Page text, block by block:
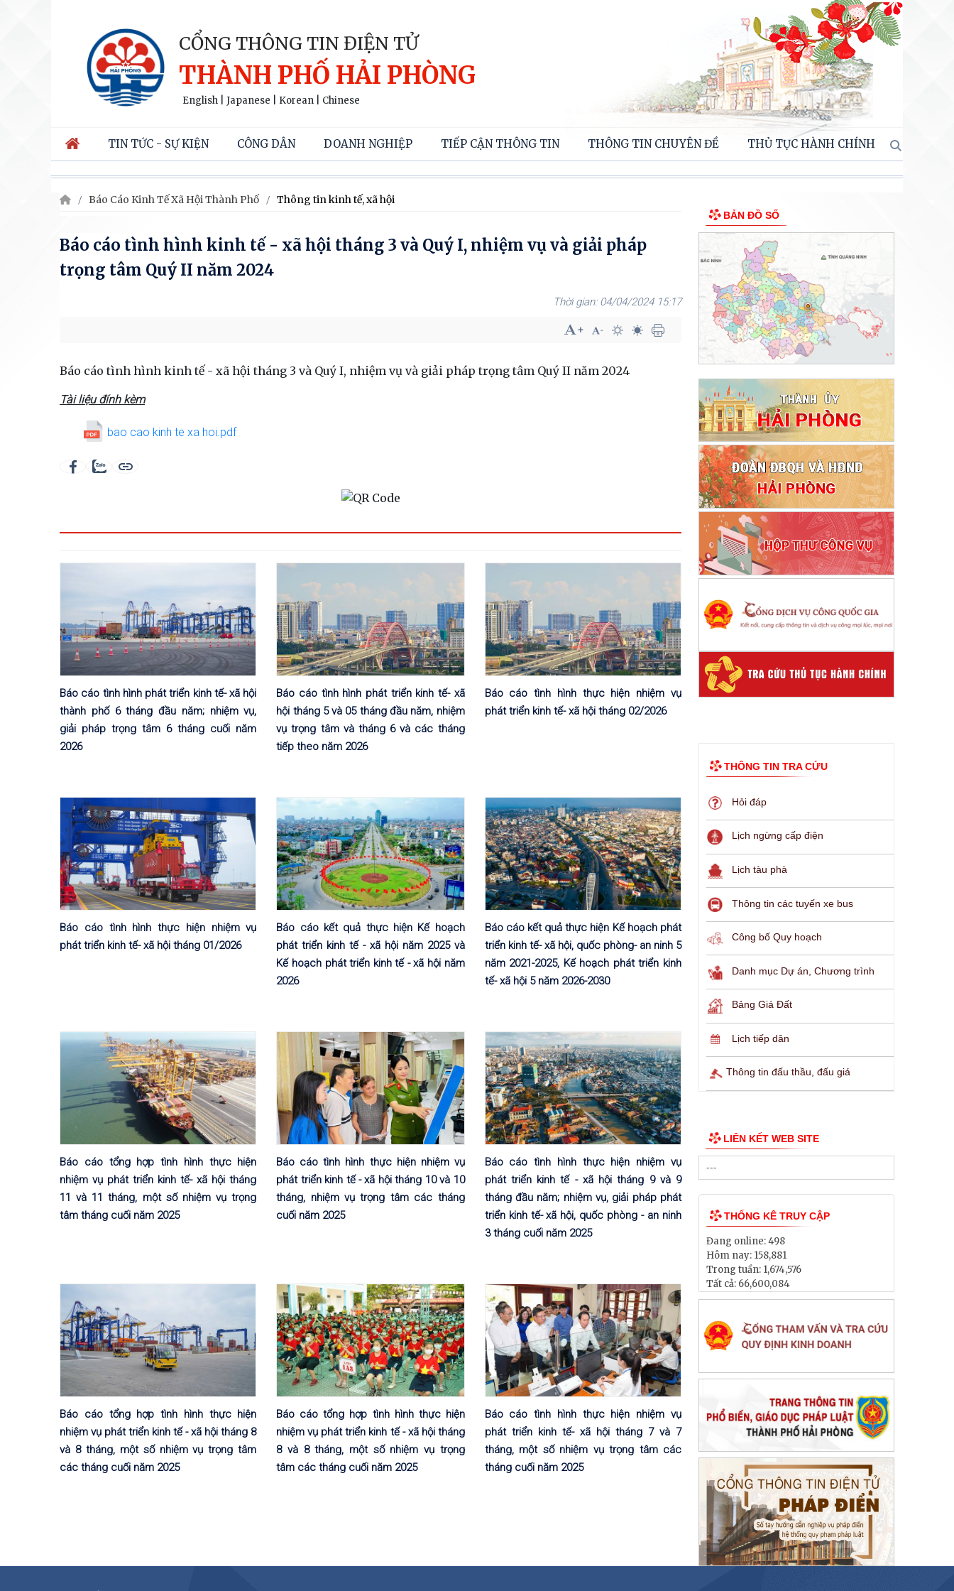
CỔNG THÔNG TIN ĐIỆN TỬ
THÀNH PHỐ HẢI PHÒNG
English Japanese Korean Chinese
TIN TỨC - SỰ KIỆN CÔNG DÂN DOANH NGHIỆP TIẾP CẬN THÔNG TIN THÔNG TIN CHUYÊN ĐỀ THỦ TỤC HÀNH CHÍNH
Báo Cáo Kinh Tế Xã Hội Thành Phố Thông tin kinh tế, xã hội
Báo cáo tình hình kinh tế - xã hội tháng 3 và Quý I, nhiệm vụ và giải pháp
trọng tâm Quý II năm 2024
04/04/2024 15:17
Báo cáo tình hình kinh tế - xã hội tháng 3 và Quý I, nhiệm vụ và giải pháp trọng tâm Quý II năm 2024
Tài liệu đính kèm
bao cao kinh te xa hoi.pdf
Báo cáo tình hình phát triển kinh tế- xã hội
thành phố 6 tháng đầu năm; nhiệm vụ,
giải pháp trọng tâm 6 tháng cuối năm
2026
Báo cáo tình hình phát triển kinh tế- xã
hội tháng 5 và 05 tháng đầu năm, nhiệm
vụ trọng tâm và tháng 6 và các tháng
tiếp theo năm 2026
Báo cáo tình hình thực hiện nhiệm vụ
phát triển kinh tế- xã hội tháng 02/2026
Báo cáo tình hình thực hiện nhiệm vụ
phát triển kinh tế- xã hội tháng 01/2026
Báo cáo kết quả thực hiện Kế hoạch
phát triển kinh tế - xã hội năm 2025 và
Kế hoạch phát triển kinh tế - xã hội năm
2026
Báo cáo kết quả thực hiện Kế hoạch phát
triển kinh tế- xã hội, quốc phòng- an ninh 5
năm 2021-2025, Kế hoạch phát triển kinh
tế- xã hội 5 năm 2026-2030
Báo cáo tổng hợp tình hình thực hiện
nhiệm vụ phát triển kinh tế- xã hội tháng
11 và 11 tháng, một số nhiệm vụ trọng
tâm tháng cuối năm 2025
Báo cáo tình hình thực hiện nhiệm vụ
phát triển kinh tế - xã hội tháng 10 và 10
tháng, nhiệm vụ trọng tâm các tháng
cuối năm 2025
Báo cáo tình hình thực hiện nhiệm vụ
phát triển kinh tế - xã hội tháng 9 và 9
tháng đầu năm; nhiệm vụ, giải pháp phát
triển kinh tế- xã hội, quốc phòng - an ninh
3 tháng cuối năm 2025
Báo cáo tổng hợp tình hình thực hiện
nhiệm vụ phát triển kinh tế - xã hội tháng 8
và 8 tháng, một số nhiệm vụ trọng tâm
các tháng cuối năm 2025
Báo cáo tổng hợp tình hình thực hiện
nhiệm vụ phát triển kinh tế - xã hội tháng
8 và 8 tháng, một số nhiệm vụ trọng
tâm các tháng cuối năm 2025
Báo cáo tình hình thực hiện nhiệm vụ
phát triển kinh tế- xã hội tháng 7 và 7
tháng, một số nhiệm vụ trọng tâm các
tháng cuối năm 2025
BẢN ĐỒ SỐ
THÔNG TIN TRA CỨU
Hỏi đáp
Lịch ngừng cấp điện
Lịch tàu phà
Thông tin các tuyến xe bus
Công bố Quy hoạch
Danh mục Dự án, Chương trình
Bảng Giá Đất
Lịch tiếp dân
Thông tin đấu thầu, đấu giá
LIÊN KẾT WEB SITE
THỐNG KÊ TRUY CẬP
Đang online:498
Hôm nay: 158,881
Trong tuần: 1,674,576
Tất cả: 66,600,084